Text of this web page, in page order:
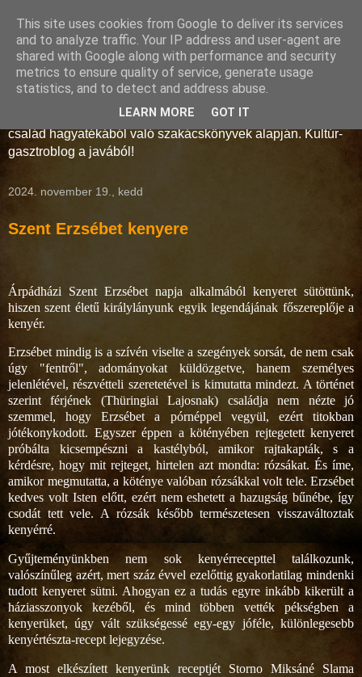
Storno-konyha
A művelt polgárság és az arisztokrácia konyhaművészete a
18-19. században. Régmúlt idők receptjei kelnek új életre a
Soproni Múzeum munkatársainak keze alatt, a Storno
család hagyatékából való szakácskönyvek alapján. Kultúr-
gasztroblog a javából!
2024. november 19., kedd
Szent Erzsébet kenyere
Árpádházi Szent Erzsébet napja alkalmából kenyeret sütöttünk,
hiszen szent életű királylányunk egyik legendájának főszereplője a
kenyér.
Erzsébet mindig is a szívén viselte a szegények sorsát, de nem csak
úgy "fentről", adományokat küldözgetve, hanem személyes
jelenlétével, részvétteli szeretetével is kimutatta mindezt. A történet
szerint férjének (Thüringiai Lajosnak) családja nem nézte jó
szemmel, hogy Erzsébet a pórnéppel vegyül, ezért titokban
jótékonykodott. Egyszer éppen a kötényében rejtegetett kenyeret
próbálta kicsempészni a kastélyból, amikor rajtakapták, s a
kérdésre, hogy mit rejteget, hirtelen azt mondta: rózsákat. És íme,
amikor megmutatta, a köténye valóban rózsákkal volt tele. Erzsébet
kedves volt Isten előtt, ezért nem eshetett a hazugság bűnébe, így
csodát tett vele. A rózsák később természetesen visszaváltoztak
kenyérré.
Gyűjteményünkben nem sok kenyérrecepttel találkozunk,
valószínűleg azért, mert száz évvel ezelőttig gyakorlatilag mindenki
tudott kenyeret sütni. Ahogyan ez a tudás egyre inkább kikerült a
háziasszonyok kezéből, és mind többen vették pékségben a
kenyerüket, úgy vált szükségessé egy-egy jóféle, különlegesebb
kenyértészta-recept lejegyzése.
A most elkészített kenyerünk receptjét Storno Miksáné Slama
This site uses cookies from Google to deliver its services
and to analyze traffic. Your IP address and user-agent are
shared with Google along with performance and security
metrics to ensure quality of service, generate usage
statistics, and to detect and address abuse.
LEARN MORE GOT IT